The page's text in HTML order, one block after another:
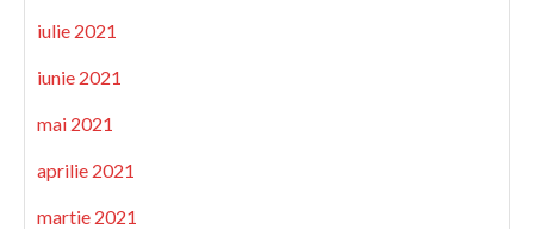
iulie 2021
iunie 2021
mai 2021
aprilie 2021
martie 2021